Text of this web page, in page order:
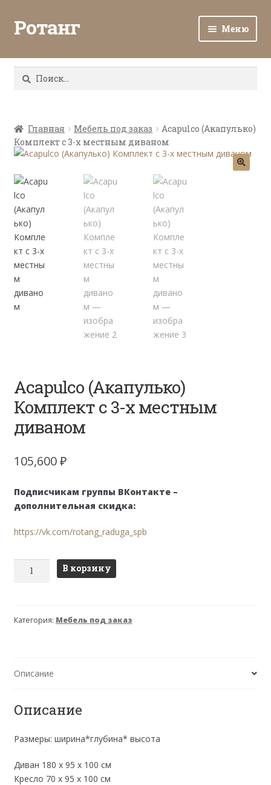
Ротанг Меню
Каталог
Все о ротанге
Ротанг оптом
Контакты
Найти:
Главная Мебель под заказ
Acapulco (Акапулько)
Комплект с 3-х местным диваном
Acapulco (Акапулько)
Комплект с 3-х местным
диваном
105,600₽
Подписчикам группы ВКонтакте –
дополнительная скидка:
https://vk.com/rotang_raduga_spb
Количество
Комплект
местным
В корзину
Категория: Мебель под заказ
Описание
Описание
Размеры: ширина*глубина* высота
Диван 180 х 95 х 100 см
Кресло 70 х 95 х 100 см